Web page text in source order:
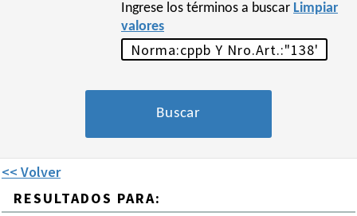
Ingrese los términos a buscar Limpiar
valores
<< Volver
RESULTADOS PARA: